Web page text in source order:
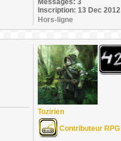
Messages: 3
Inscription: 13 Dec 2012
Hors-ligne
Tozirien
Contributeur RPG